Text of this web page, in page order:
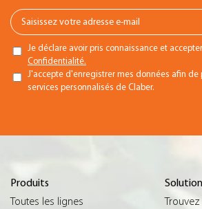
Je déclare avoir pris connaissance et
Confidentialité.
J'accepte d'enregistrer mes données afin de
services personnalisés de Claber.
Produits
Toutes les lignes